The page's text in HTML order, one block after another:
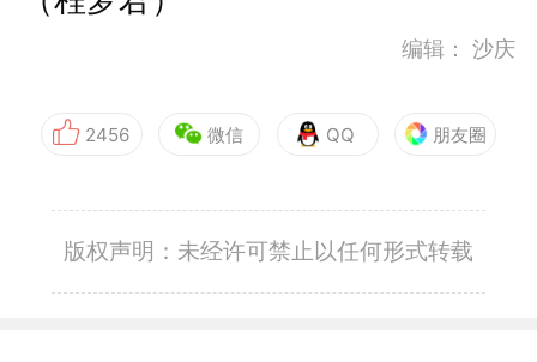
编辑：沙庆
2456 微信 QQ 朋友圈
版权声明：未经许可禁止以任何形式转载